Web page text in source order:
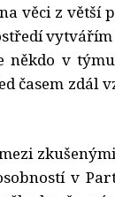
věci z větší
někdo v
časem zdál
v